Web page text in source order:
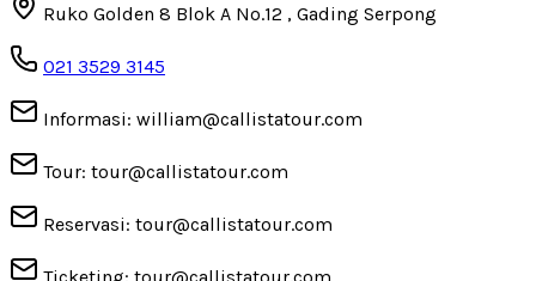
Ruko Golden 8 Blok A No.12 , Gading Serpong
021 3529 3145
Informasi: william@callistatour.com
Tour: tour@callistatour.com
Reservasi: tour@callistatour.com